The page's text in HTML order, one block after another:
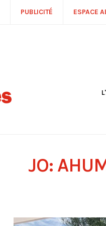
PUBLICITÉ ESPACE
JO: